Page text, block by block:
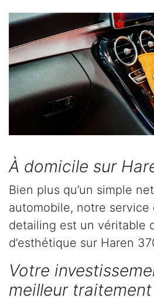
À domicile sur
Bien plus qu’un simple
automobile, notre
detailing est un véritable
d’esthétique sur Haren
Votre
meilleur